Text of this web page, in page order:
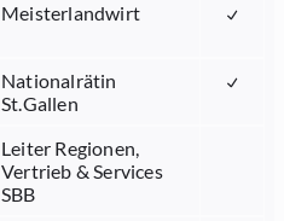
Meisterlandwirt
Nationalrätin
St.Gallen
Leiter Regionen,
Vertrieb & Services
SBB